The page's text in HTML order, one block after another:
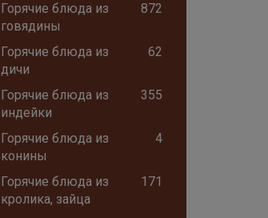
Горячие блюда из
говядины
872
Горячие блюда из
дичи
62
Горячие блюда из
индейки
355
Горячие блюда из
конины
4
Горячие блюда из
кролика, зайца
171